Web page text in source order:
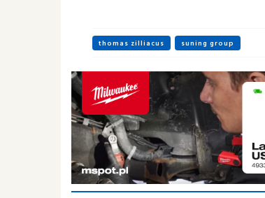
thomas zilliacus suning group